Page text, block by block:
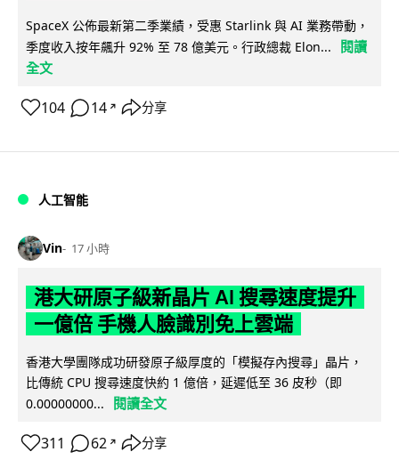
SpaceX 公佈最新第二季業績，受惠 Starlink 與 AI 業務帶動，
季度收入按年飆升 92% 至 78 億美元。行政總裁 Elon...
閱讀
全文
104 14 ↗ 分享
人工智能
Vin 17 小時
港大研原子級新晶片 AI 搜尋速度提升
一億倍 手機人臉識別免上雲端
香港大學團隊成功研發原子級厚度的「模擬存內搜尋」晶片，
比傳統 CPU 搜尋速度快約 1 億倍，延遲低至 36 皮秒（即
0.00000000...
閱讀全文
311 62 ↗ 分享